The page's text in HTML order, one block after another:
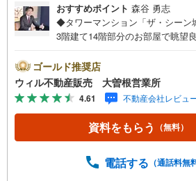
おすすめポイント 森谷 勇志
◆タワーマンション「ザ・シー
3階建て14階部分のお部屋で眺望
◆4部屋に面した広々としたバルコ
す！◆キッチンはお料理に集中し
独立タイプ！◆嬉しい全居室収納
はお子様のお昼寝やキッズスペー
ルームがあり、お部屋のスペー
時間セキュリティが導入され、
共有施設充実！ウィルは東証上場
ゴールド推奨店
ウィル不動産販売 大曽根営業所
4.61 不動産会社レビュ
資料をもらう （無料）
電話する （通話料無